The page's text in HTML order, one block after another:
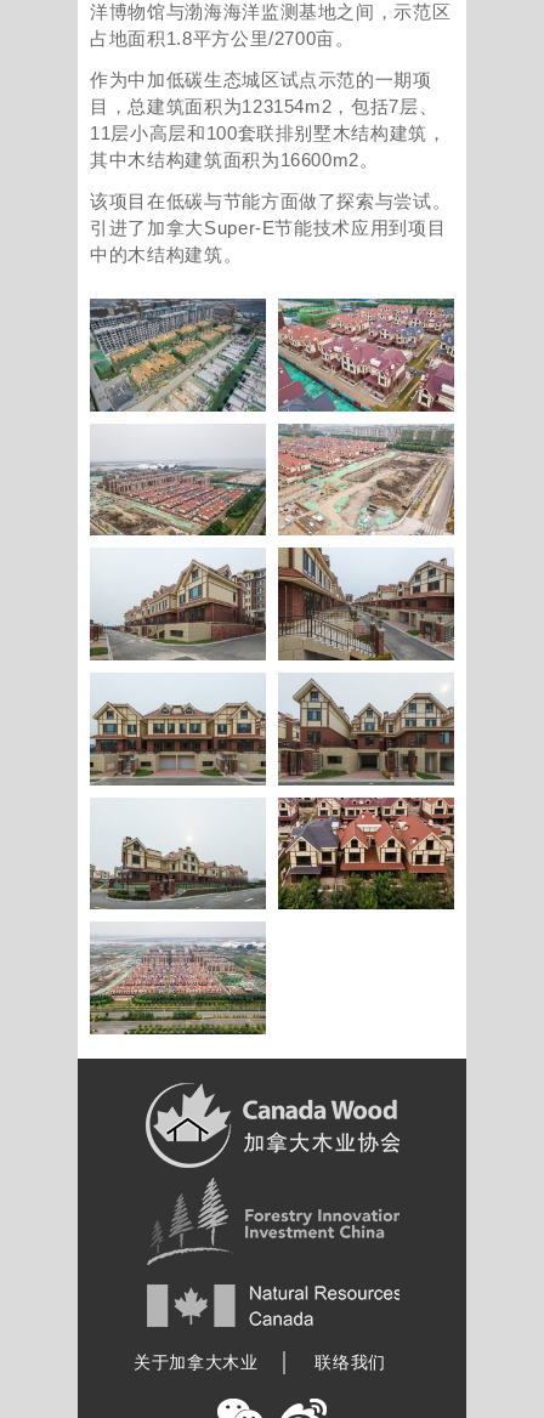
洋博物馆与渤海海洋监测基地之间，示范区
占地面积1.8平方公里/2700亩。
作为中加低碳生态城区试点示范的一期项
目，总建筑面积为123154m2，包括7层、
11层小高层和100套联排别墅木结构建筑，
其中木结构建筑面积为16600m2。
该项目在低碳与节能方面做了探索与尝试。
引进了加拿大Super-E节能技术应用到项目
中的木结构建筑。
关于加拿大木业 联络我们